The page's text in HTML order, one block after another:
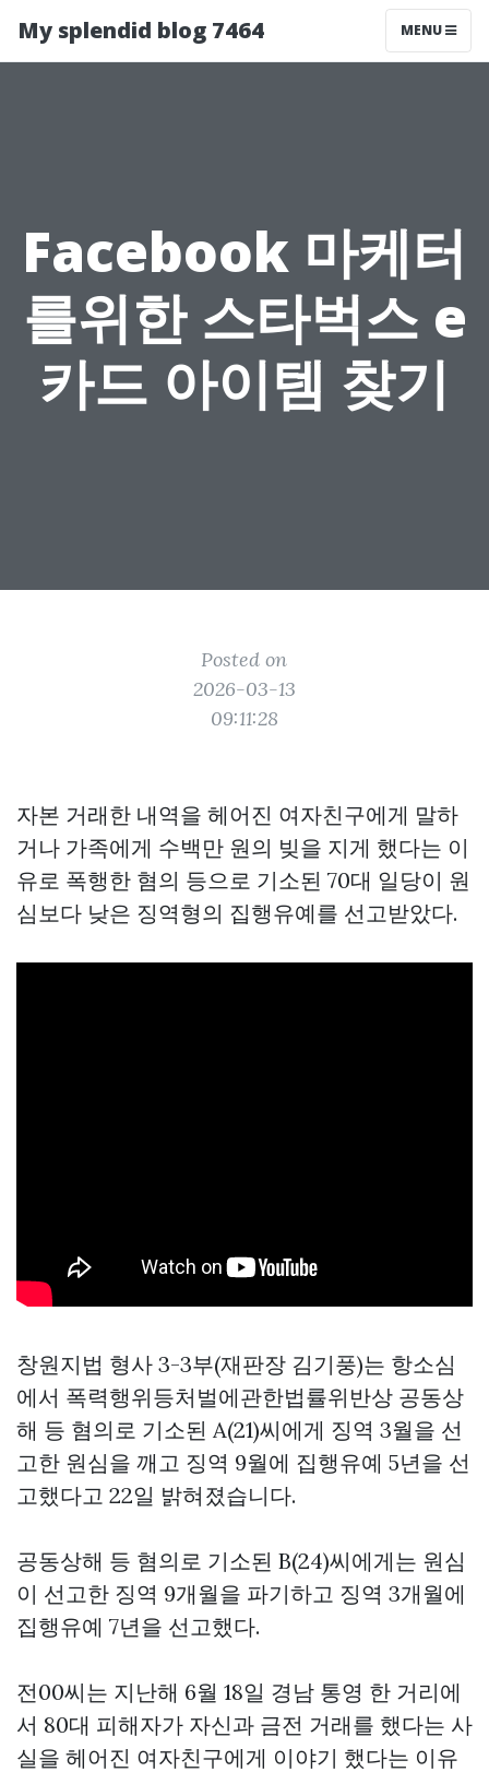
My splendid blog 7464 MENU
Facebook 마케터
를위한 스타벅스 e
카드 아이템 찾기
Posted on
2026-03-13
09:11:28
자본 거래한 내역을 헤어진 여자친구에게 말하
거나 가족에게 수백만 원의 빚을 지게 했다는 이
유로 폭행한 혐의 등으로 기소된 70대 일당이 원
심보다 낮은 징역형의 집행유예를 선고받았다.
창원지법 형사 3-3부(재판장 김기풍)는 항소심
에서 폭력행위등처벌에관한법률위반상 공동상
해 등 혐의로 기소된 A(21)씨에게 징역 3월을 선
고한 원심을 깨고 징역 9월에 집행유예 5년을 선
고했다고 22일 밝혀졌습니다.
공동상해 등 혐의로 기소된 B(24)씨에게는 원심
이 선고한 징역 9개월을 파기하고 징역 3개월에
집행유예 7년을 선고했다.
전00씨는 지난해 6월 18일 경남 통영 한 거리에
서 80대 피해자가 자신과 금전 거래를 했다는 사
실을 헤어진 여자친구에게 이야기 했다는 이유